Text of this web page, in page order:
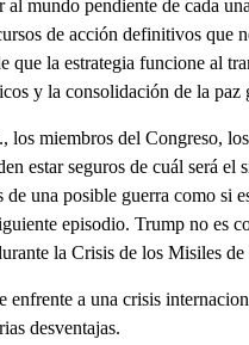
mundo pendiente de cada
de acción definitivos que
la estrategia funcione al
y la consolidación de la paz
miembros del Congreso,
estar seguros de cuál será
una posible guerra como si
episodio. Trump no es
la Crisis de los Misiles de
a una crisis
desventajas.